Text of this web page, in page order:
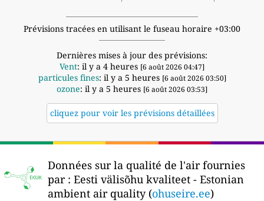
Prévisions tracées en utilisant le fuseau horaire +03:00
Dernières mises à jour des prévisions:
Vent: il y a 4 heures [6 août 2026 04:47]
particules fines: il y a 5 heures [6 août 2026 03:50]
ozone: il y a 5 heures [6 août 2026 03:53]
cliquez pour voir les prévisions détaillées
Données sur la qualité de l'air fournies
par : Eesti välisõhu kvaliteet - Estonian
ambient air quality (ohuseire.ee)